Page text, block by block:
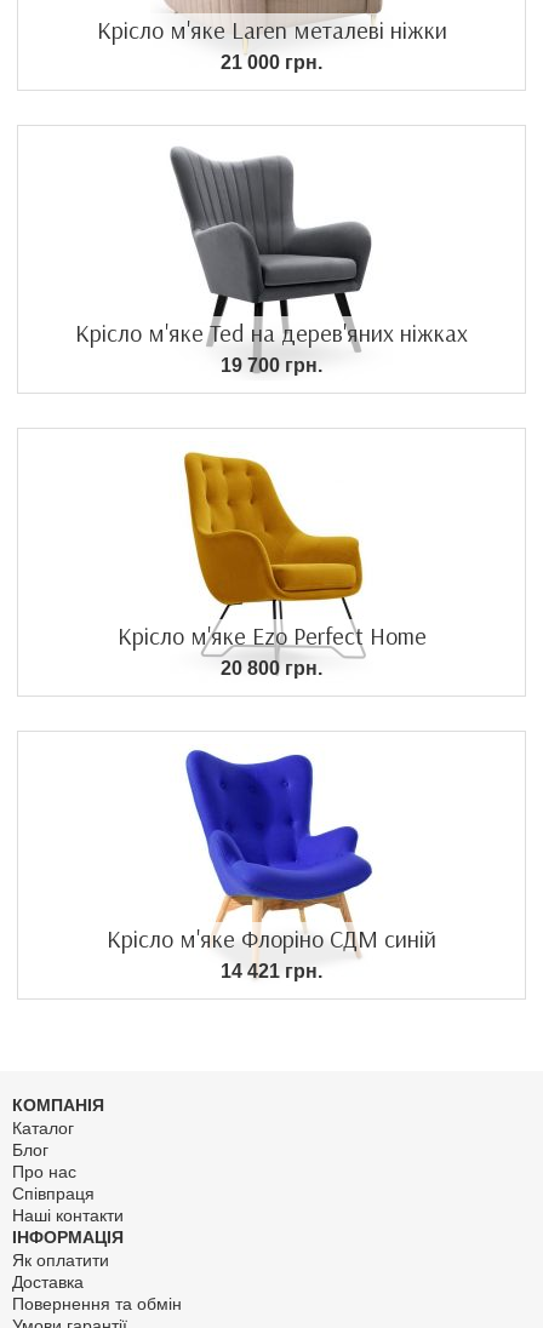
Крісло м'яке Laren металеві ніжки
21 000 грн.
Крісло м'яке Ted на дерев'яних ніжках
19 700 грн.
Крісло м'яке Ezo Perfect Home
20 800 грн.
Крісло м'яке Флоріно СДМ синій
14 421 грн.
КОМПАНІЯ
Каталог
Блог
Про нас
Співпраця
Наші контакти
ІНФОРМАЦІЯ
Як оплатити
Доставка
Повернення та обмін